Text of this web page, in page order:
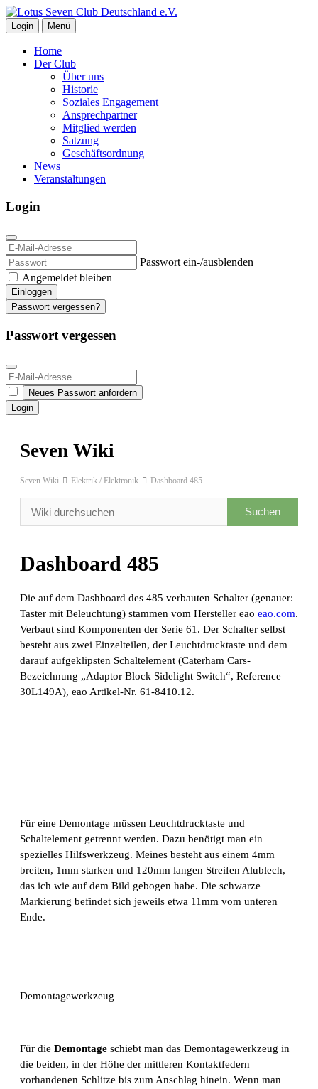
Login Menü
Home
Der Club
Über uns
Historie
Soziales Engagement
Ansprechpartner
Mitglied werden
Satzung
Geschäftsordnung
News
Veranstaltungen
Login
Passwort ein-/ausblenden
Angemeldet bleiben
Einloggen
Passwort vergessen?
Passwort vergessen
Neues Passwort anfordern
Login
Seven Wiki
Seven Wiki Elektrik / Elektronik Dashboard 485
Dashboard 485
Die auf dem Dashboard des 485 verbauten Schalter (genauer:
Taster mit Beleuchtung) stammen vom Hersteller eao eao.com.
Verbaut sind Komponenten der Serie 61. Der Schalter selbst
besteht aus zwei Einzelteilen, der Leuchtdrucktaste und dem
darauf aufgeklipsten Schaltelement (Caterham Cars-
Bezeichnung „Adaptor Block Sidelight Switch“, Reference
30L149A), eao Artikel-Nr. 61-8410.12.
Für eine Demontage müssen Leuchtdrucktaste und
Schaltelement getrennt werden. Dazu benötigt man ein
spezielles Hilfswerkzeug. Meines besteht aus einem 4mm
breiten, 1mm starken und 120mm langen Streifen Alublech,
das ich wie auf dem Bild gebogen habe. Die schwarze
Markierung befindet sich jeweils etwa 11mm vom unteren
Ende.
Demontagewerkzeug
Für die Demontage schiebt man das Demontagewerkzeug in
die beiden, in der Höhe der mittleren Kontaktfedern
vorhandenen Schlitze bis zum Anschlag hinein. Wenn man